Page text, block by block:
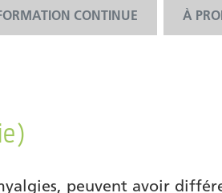
CONTINUE À
peuvent avoir